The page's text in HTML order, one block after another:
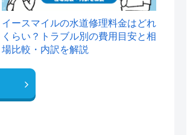
イースマイルの水道修理料金はどれ
くらい？トラブル別の費用目安と相
場比較・内訳を解説